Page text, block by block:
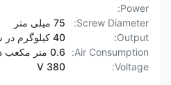
Power:
Screw Diameter:
75 میلی متر
Output:
Air Consumption:
0.6 متر مکعب در دقیقه
Voltage: